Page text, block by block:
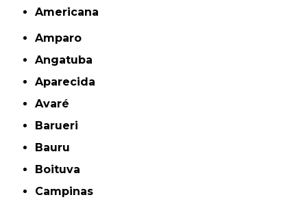
americana
Amparo
Angatuba
Aparecida
Avaré
Barueri
Bauru
Boituva
Campinas